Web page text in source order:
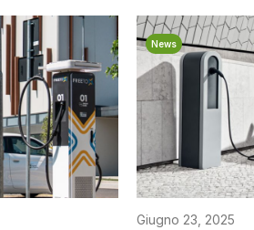
News
Giugno 23, 2025